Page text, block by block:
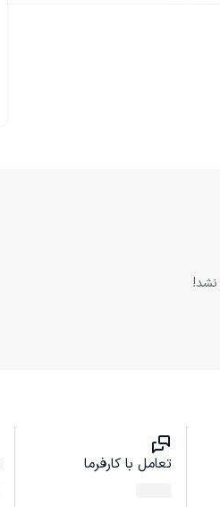
نشد!
تعامل با کارفرما